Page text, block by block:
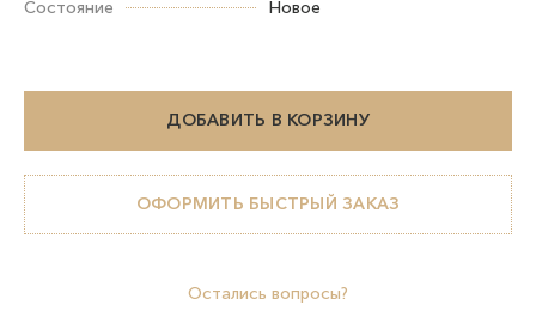
Состояние
Новое
ДОБАВИТЬ В КОРЗИНУ
ОФОРМИТЬ БЫСТРЫЙ ЗАКАЗ
Остались вопросы?